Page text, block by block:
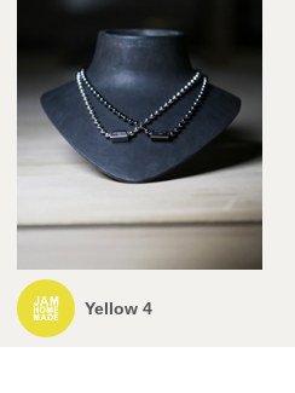
Yellow 4